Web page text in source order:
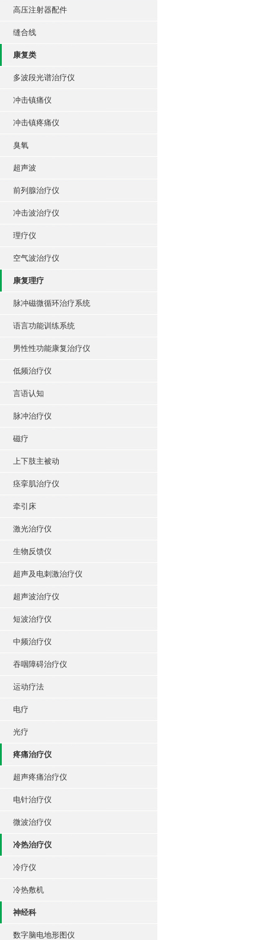
高压注射器配件
缝合线
康复类
多波段光谱治疗仪
冲击镇痛仪
冲击镇疼痛仪
臭氧
超声波
前列腺治疗仪
冲击波治疗仪
理疗仪
空气波治疗仪
康复理疗
脉冲磁微循环治疗系统
语言功能训练系统
男性性功能康复治疗仪
低频治疗仪
言语认知
脉冲治疗仪
磁疗
上下肢主被动
痉挛肌治疗仪
牵引床
激光治疗仪
生物反馈仪
超声及电刺激治疗仪
超声波治疗仪
短波治疗仪
中频治疗仪
吞咽障碍治疗仪
运动疗法
电疗
光疗
疼痛治疗仪
超声疼痛治疗仪
电针治疗仪
微波治疗仪
冷热治疗仪
冷疗仪
冷热敷机
神经科
数字脑电地形图仪